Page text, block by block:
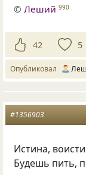
©Леший 990
42 5
Опубликовал
#1356903
Истина,
Будешь пить,